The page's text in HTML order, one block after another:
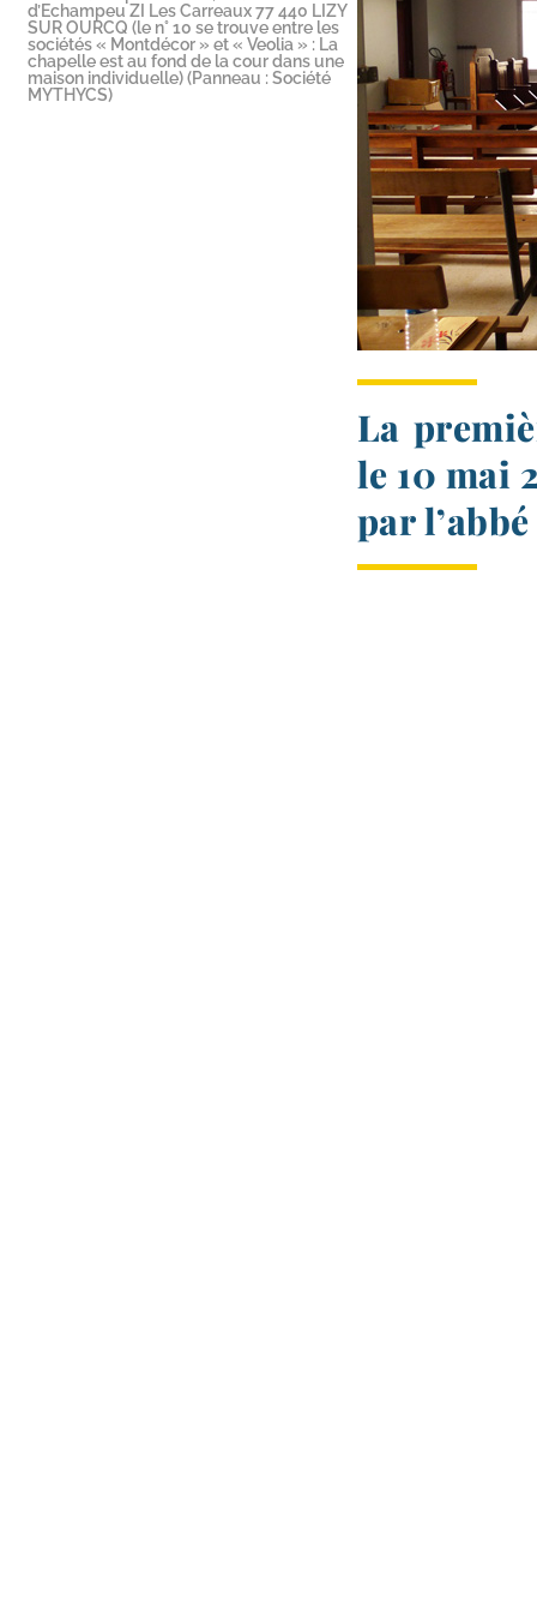
d’Echampeu ZI Les Carreaux 77 440 LIZY
SUR OURCQ (le n° 10 se trouve entre les
sociétés « Montdécor » et « Veolia » : La
chapelle est au fond de la cour dans une
maison individuelle) (Panneau : Société
MYTHYCS)
La
le 10 mai
par